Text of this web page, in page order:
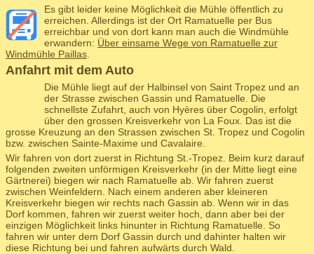
Es gibt leider keine Möglichkeit die Mühle öffentlich zu
erreichen. Allerdings ist der Ort Ramatuelle per Bus
erreichbar und von dort kann man auch die Windmühle
erwandern: Über einsame Wege von Ramatuelle zur
Windmühle Paillas
Anfahrt mit dem Auto
Die Mühle liegt auf der Halbinsel von Saint Tropez und an
der Strasse zwischen Gassin und Ramatuelle. Die
schnellste Zufahrt, auch von Hyères über Cogolin, erfolgt
über den grossen Kreisverkehr von La Foux. Das ist die
grosse Kreuzung an den Strassen zwischen St. Tropez und Cogolin
bzw. zwischen Sainte-Maxime und Cavalaire.
Wir fahren von dort zuerst in Richtung St.-Tropez. Beim kurz darauf
folgenden zweiten unförmigen Kreisverkehr (in der Mitte liegt eine
Gärtnerei) biegen wir nach Ramatuelle ab. Wir fahren zuerst
zwischen Weinfeldern. Nach einem anderen aber kleineren
Kreisverkehr biegen wir rechts nach Gassin ab. Wenn wir in das
Dorf kommen, fahren wir zuerst weiter hoch, dann aber bei der
einzigen Möglichkeit links hinunter in Richtung Ramatuelle. So
fahren wir unter dem Dorf Gassin durch und dahinter halten wir
diese Richtung bei und fahren aufwärts durch Wald.